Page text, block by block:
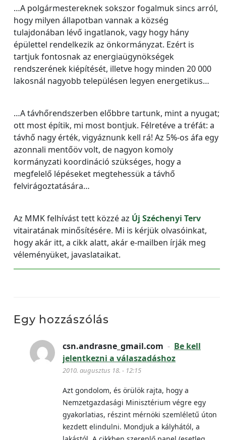
…A polgármestereknek sokszor fogalmuk sincs arról,
hogy milyen állapotban vannak a község
tulajdonában lévő ingatlanok, vagy hogy hány
épülettel rendelkezik az önkormányzat. Ezért is
tartjuk fontosnak az energiaügynökségek
rendszerének kiépítését, illetve hogy minden 20 000
lakosnál nagyobb településen legyen energetikus…
…A távhőrendszerben előbbre tartunk, mint a nyugat;
ott most építik, mi most bontjuk. Félretéve a tréfát: a
távhő nagy érték, vigyáznunk kell rá! Az 5%-os áfa egy
azonnali mentőöv volt, de nagyon komoly
kormányzati koordináció szükséges, hogy a
megfelelő lépéseket megtehessük a távhő
felvirágoztatására…
Az MMK felhívást tett közzé az Új Széchenyi Terv
vitairatának minősítésére. Mi is kérjük olvasóinkat,
hogy akár itt, a cikk alatt, akár e-mailben írják meg
véleményüket, javaslataikat.
Egy hozzászólás
csn.andrasne_gmail.com - Be kell
jelentkezni a válaszadáshoz
2010. augusztus 18. - 12:15
Azt gondolom, és örülök rajta, hogy a
Nemzetgazdasági Minisztérium végre egy
gyakorlatias, részint mérnöki szemléletű úton
kezdett elindulni. Mondjuk a kályhától, a